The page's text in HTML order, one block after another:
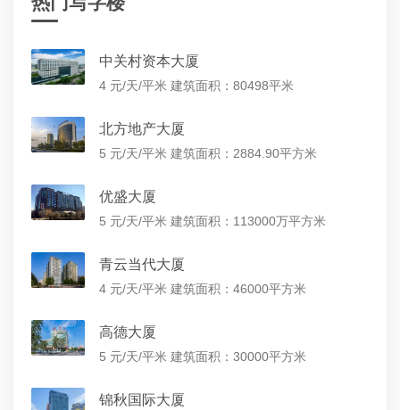
中关村资本大厦
4 元/天/平米 建筑面积：80498平米
北方地产大厦
5 元/天/平米 建筑面积：2884.90平方米
优盛大厦
5 元/天/平米 建筑面积：113000万平方米
青云当代大厦
4 元/天/平米 建筑面积：46000平方米
高德大厦
5 元/天/平米 建筑面积：30000平方米
锦秋国际大厦